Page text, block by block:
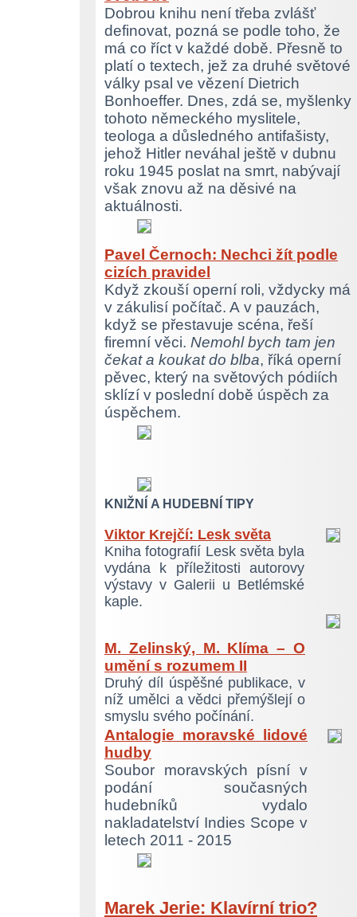
Dobrou knihu není třeba zvlášť
definovat, pozná se podle toho, že
má co říct v každé době. Přesně to
platí o textech, jež za druhé světové
války psal ve vězení Dietrich
Bonhoeffer. Dnes, zdá se, myšlenky
tohoto německého myslitele,
teologa a důsledného antifašisty,
jehož Hitler neváhal ještě v dubnu
roku 1945 poslat na smrt, nabývají
však znovu až na děsivé na
aktuálnosti.
Pavel Černoch: Nechci žít podle
cizích pravidel
Když zkouší operní roli, vždycky má
v zákulisí počítač. A v pauzách,
když se přestavuje scéna, řeší
firemní věci. Nemohl bych tam jen
čekat a koukat do blba, říká operní
pěvec, který na světových pódiích
sklízí v poslední době úspěch za
úspěchem.
KNIŽNÍ A HUDEBNÍ TIPY
Viktor Krejčí: Lesk světa
Kniha fotografií Lesk světa byla
vydána k příležitosti autorovy
výstavy v Galerii u Betlémské
kaple.
M. Zelinský, M. Klíma – O
umění s rozumem II
Druhý díl úspěšné publikace, v
níž umělci a vědci přemýšlejí o
smyslu svého počínání.
Antalogie moravské lidové
hudby
Soubor moravských písní v
podání současných
hudebníků vydalo
nakladatelství Indies Scope v
letech 2011 - 2015
Marek Jerie: Klavírní trio?